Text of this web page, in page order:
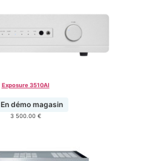
Exposure 3510AI
En démo magasin
3 500.00 €